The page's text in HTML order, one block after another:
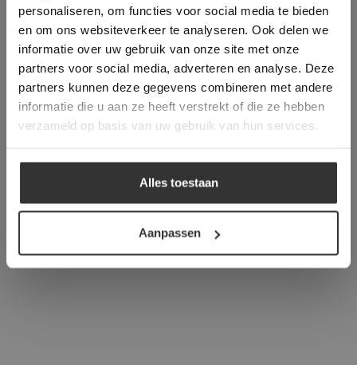
personaliseren, om functies voor social media te bieden
en om ons websiteverkeer te analyseren. Ook delen we
informatie over uw gebruik van onze site met onze
partners voor social media, adverteren en analyse. Deze
partners kunnen deze gegevens combineren met andere
informatie die u aan ze heeft verstrekt of die ze hebben
verzameld op basis van uw gebruik van hun services.
Alles toestaan
Aanpassen
Deze website gebruikt cookies om de
gebruikerservaring te verbeteren. Door
gebruik te maken van onze website geeft u
toestemming voor alle cookies in
overeenstemming met ons cookiebeleid.Lees
verder
ALLES ACCEPTEREN
ALLES AFWIJZEN
DETAILS WEERGEVEN